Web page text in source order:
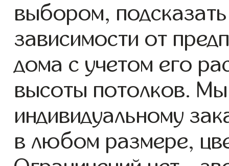
выбором,
зависимости от
дома с учетом его
высоты потолков.
индивидуальному
в любом размере,